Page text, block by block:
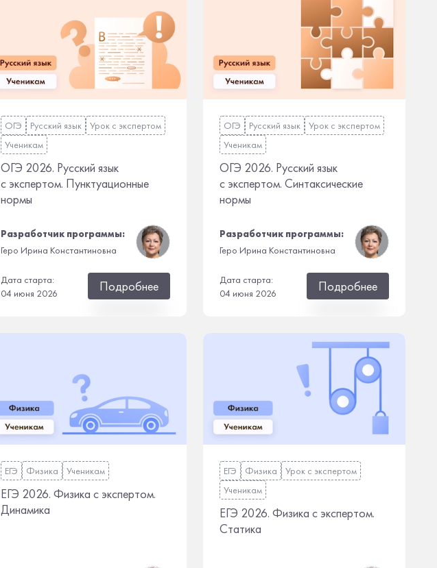
ОГЭ Русский язык
Урок с экспертом
Ученикам
ОГЭ 2026. Русский язык
с экспертом. Пунктуационные
нормы
Разработчик программы:
Геро Ирина Константиновна
Дата старта:
04 июня 2026
Подробнее
ОГЭ Русский язык
Урок с экспертом
Ученикам
ОГЭ 2026. Русский язык
с экспертом. Синтаксические
нормы
Разработчик программы:
Геро Ирина Константиновна
Дата старта:
04 июня 2026
Подробнее
ЕГЭ Физика Ученикам
ЕГЭ 2026. Физика с экспертом.
Динамика
ЕГЭ Физика
Урок с экспертом
Ученикам
ЕГЭ 2026. Физика с экспертом.
Статика